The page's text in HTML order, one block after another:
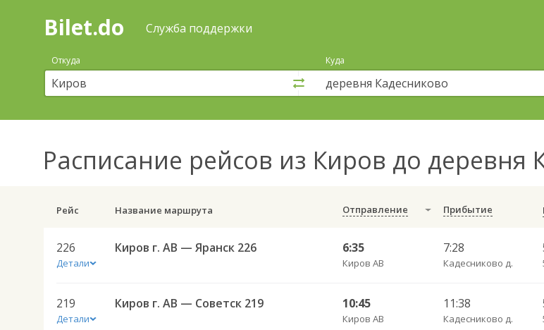
Поиск
покупка
билетов
автобус
онлайн
Bilet.do Служба поддержки
Откуда Куда
Расписание рейсов из Киров до деревня
Рейс Название маршрута Отправление Прибытие
226
Детали
Киров г. АВ — Яранск 226 6:35
Киров АВ
7:28
Кадесниково д.
219
Детали
Киров г. АВ — Советск 219 10:45
Киров АВ
11:38
Кадесниково д.